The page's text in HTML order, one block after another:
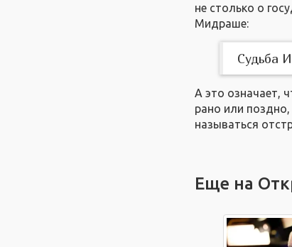
не столько о
Мидраше:
Судьба
А это означает,
рано или
называться
Еще на